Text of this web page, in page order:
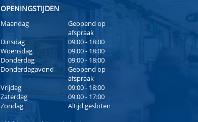
OPENINGSTIJDEN
Maandag
Geopend op
afspraak
Dinsdag
09:00 - 18:00
Woensdag
09:00 - 18:00
Donderdag
09:00 - 18:00
Donderdagavond
Geopend op
afspraak
Vrijdag
09:00 - 18:00
Zaterdag
09:00 - 17:00
Zondag
Altijd gesloten